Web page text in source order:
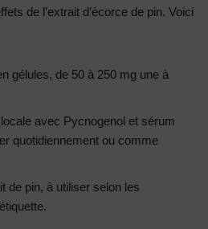
de l’extrait d’écorce de pin. Voici
gélules, de 50 à 250 mg une à
avec Pycnogenol et sérum
quotidiennement ou comme
de pin, à utiliser selon les